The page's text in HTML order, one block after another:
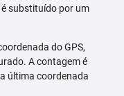
substituído por um
do GPS,
A contagem é
última coordenada